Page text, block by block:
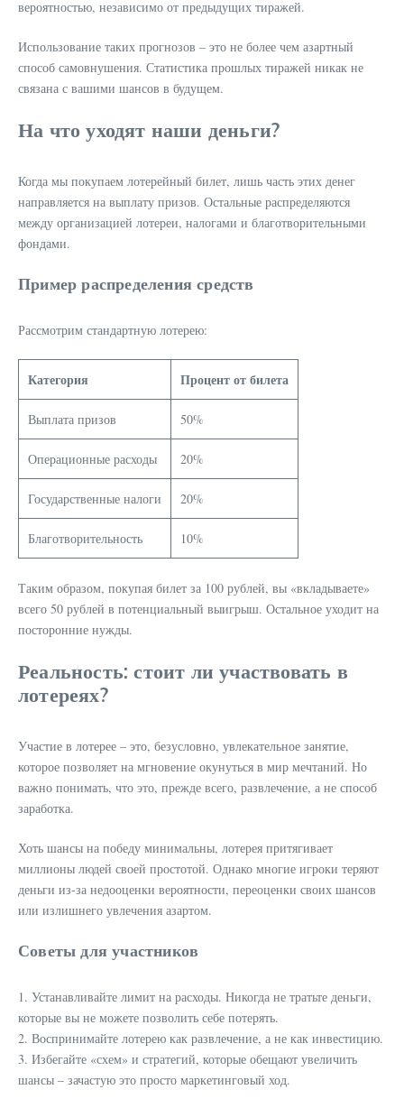
вероятностью, независимо от предыдущих тиражей.
Использование таких прогнозов – это не более чем азартный
способ самовнушения. Статистика прошлых тиражей никак не
связана с вашими шансов в будущем.
На что уходят наши деньги?
Когда мы покупаем лотерейный билет, лишь часть этих денег
направляется на выплату призов. Остальные распределяются
между организацией лотереи, налогами и благотворительными
фондами.
Пример распределения средств
Рассмотрим стандартную лотерею:
Категория Процент от билета
Выплата призов 50%
Операционные расходы 20%
Государственные налоги 20%
Благотворительность 10%
Таким образом, покупая билет за 100 рублей, вы «вкладываете»
всего 50 рублей в потенциальный выигрыш. Остальное уходит на
посторонние нужды.
Реальность: стоит ли участвовать в
лотереях?
Участие в лотерее – это, безусловно, увлекательное занятие,
которое позволяет на мгновение окунуться в мир мечтаний. Но
важно понимать, что это, прежде всего, развлечение, а не способ
заработка.
Хоть шансы на победу минимальны, лотерея притягивает
миллионы людей своей простотой. Однако многие игроки теряют
деньги из-за недооценки вероятности, переоценки своих шансов
или излишнего увлечения азартом.
Советы для участников
1. Устанавливайте лимит на расходы. Никогда не тратьте деньги,
которые вы не можете позволить себе потерять.
2. Воспринимайте лотерею как развлечение, а не как инвестицию.
3. Избегайте «схем» и стратегий, которые обещают увеличить
шансы – зачастую это просто маркетинговый ход.